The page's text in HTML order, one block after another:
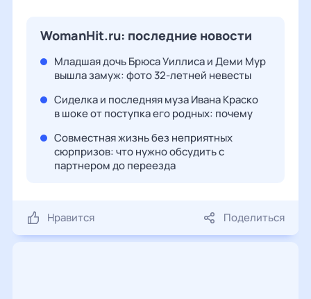
WomanHit.ru: последние новости
Младшая дочь Брюса Уиллиса и Деми Мур
вышла замуж: фото 32-летней невесты
Сиделка и последняя муза Ивана Краско
в шоке от поступка его родных: почему
Совместная жизнь без неприятных
сюрпризов: что нужно обсудить с
партнером до переезда
Нравится Поделиться